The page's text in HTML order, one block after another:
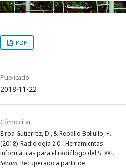
PDF
Publicado
2018-11-22
Cómo citar
Eiroa Gutiérrez, D., & Rebollo Bollullo, H.
(2018). Radiología 2.0 - Herramientas
informáticas para el radiólogo del S. XXI.
Seram. Recuperado a partir de